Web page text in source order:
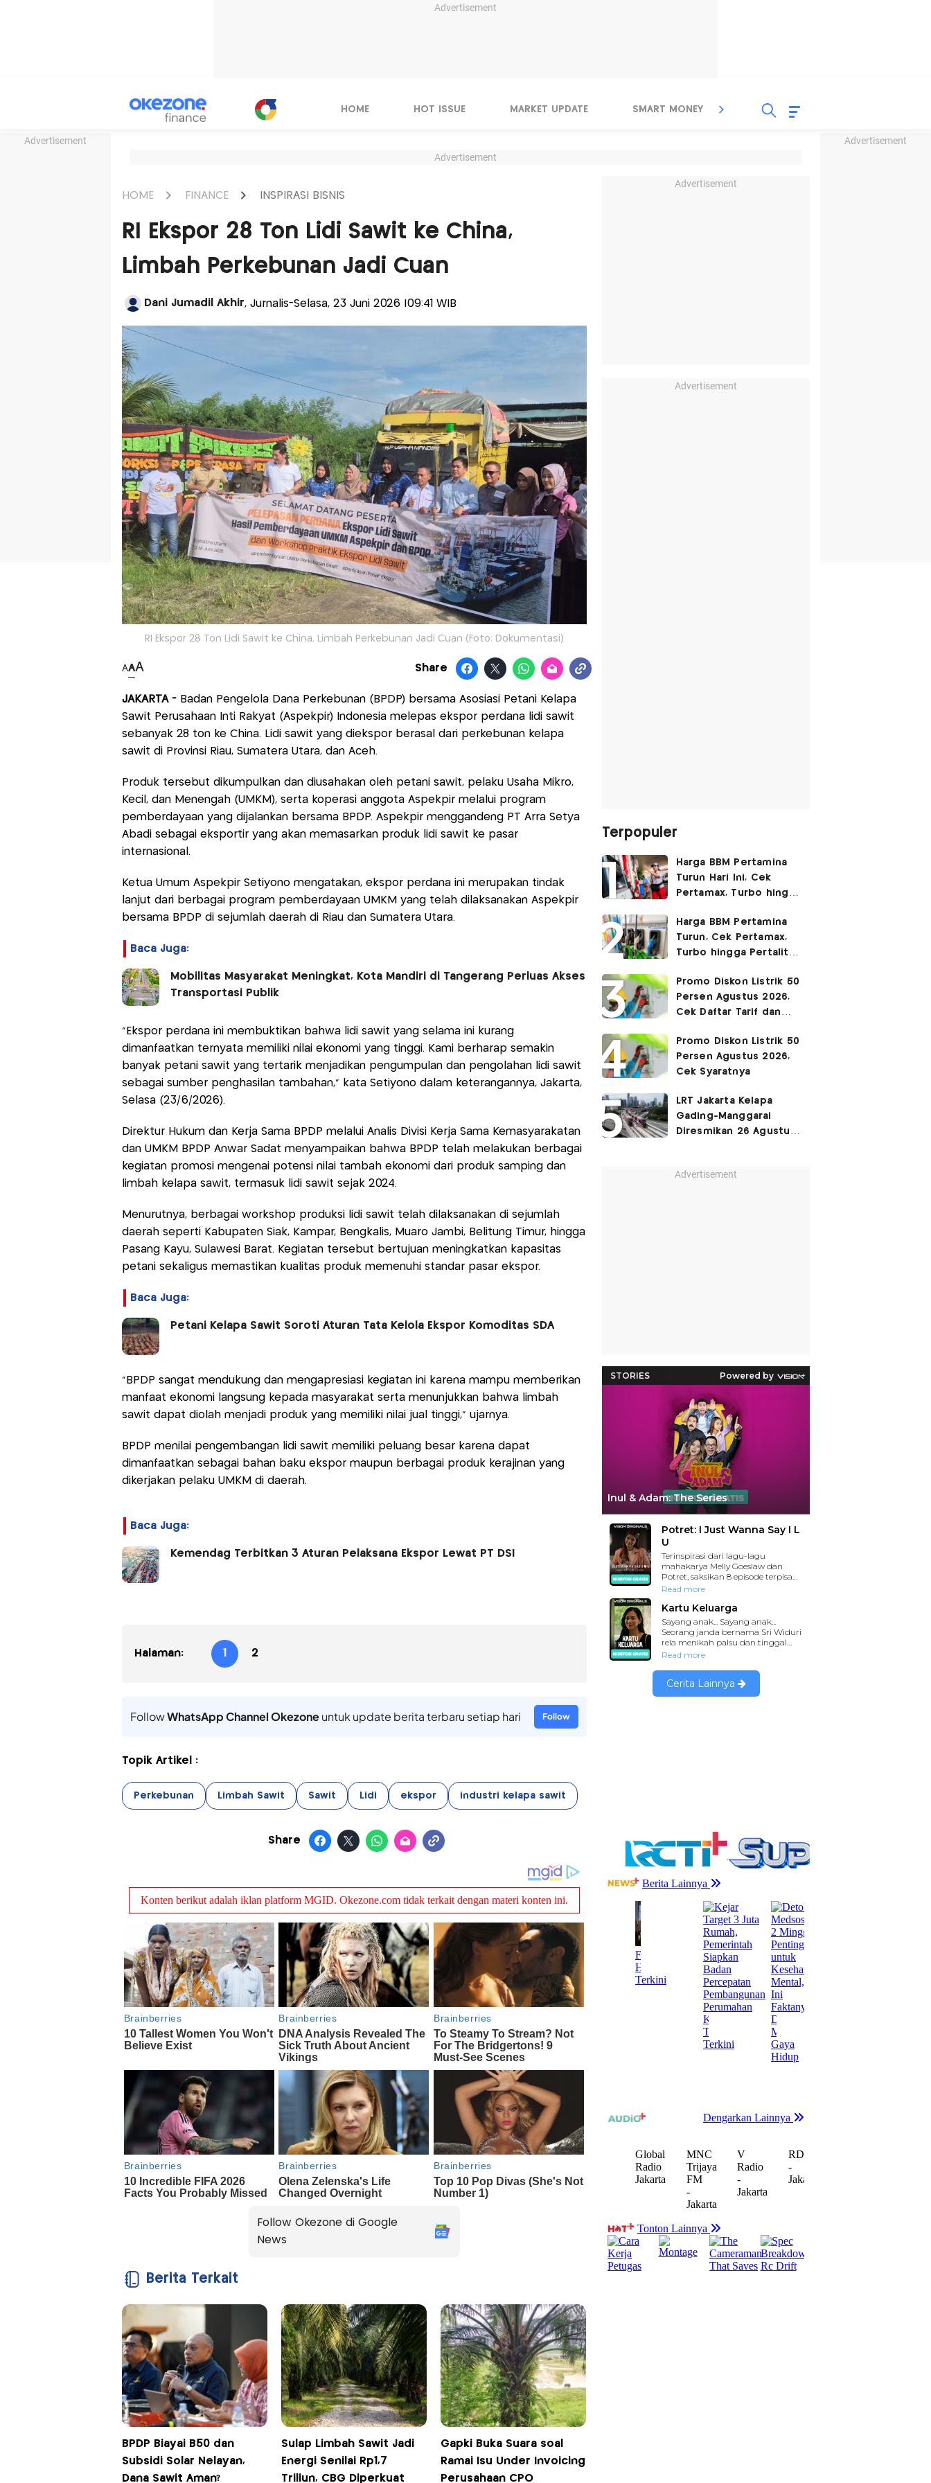
Advertisement
Advertisement Advertisement
HOME HOT ISSUE MARKET UPDATE SMART MONEY INSPIRASI BISNIS
Advertisement
HOME FINANCE INSPIRASI BISNIS
RI Ekspor 28 Ton Lidi Sawit ke China,
Limbah Perkebunan Jadi Cuan
Dani Jumadil Akhir, Jurnalis-Selasa, 23 Juni 2026 |09:41 WIB
RI Ekspor 28 Ton Lidi Sawit ke China, Limbah Perkebunan Jadi Cuan (Foto: Dokumentasi)
AAA Share
JAKARTA -Badan Pengelola Dana Perkebunan (BPDP) bersama Asosiasi Petani Kelapa
Sawit Perusahaan Inti Rakyat (Aspekpir) Indonesia melepas ekspor perdana lidi sawit
sebanyak 28 ton ke China. Lidi sawit yang diekspor berasal dari perkebunan kelapa
sawit di Provinsi Riau, Sumatera Utara, dan Aceh.
Produk tersebut dikumpulkan dan diusahakan oleh petani sawit, pelaku Usaha Mikro,
Kecil, dan Menengah (UMKM), serta koperasi anggota Aspekpir melalui program
pemberdayaan yang dijalankan bersama BPDP. Aspekpir menggandeng PT Arra Setya
Abadi sebagai eksportir yang akan memasarkan produk lidi sawit ke pasar
internasional.
Ketua Umum Aspekpir Setiyono mengatakan, ekspor perdana ini merupakan tindak
lanjut dari berbagai program pemberdayaan UMKM yang telah dilaksanakan Aspekpir
bersama BPDP di sejumlah daerah di Riau dan Sumatera Utara.
Baca Juga:
Mobilitas Masyarakat Meningkat, Kota Mandiri di Tangerang Perluas Akses
Transportasi Publik
“Ekspor perdana ini membuktikan bahwa lidi sawit yang selama ini kurang
dimanfaatkan ternyata memiliki nilai ekonomi yang tinggi. Kami berharap semakin
banyak petani sawit yang tertarik menjadikan pengumpulan dan pengolahan lidi sawit
sebagai sumber penghasilan tambahan,” kata Setiyono dalam keterangannya, Jakarta,
Selasa (23/6/2026).
Direktur Hukum dan Kerja Sama BPDP melalui Analis Divisi Kerja Sama Kemasyarakatan
dan UMKM BPDP Anwar Sadat menyampaikan bahwa BPDP telah melakukan berbagai
kegiatan promosi mengenai potensi nilai tambah ekonomi dari produk samping dan
limbah kelapa sawit, termasuk lidi sawit sejak 2024.
Menurutnya, berbagai workshop produksi lidi sawit telah dilaksanakan di sejumlah
daerah seperti Kabupaten Siak, Kampar, Bengkalis, Muaro Jambi, Belitung Timur, hingga
Pasang Kayu, Sulawesi Barat. Kegiatan tersebut bertujuan meningkatkan kapasitas
petani sekaligus memastikan kualitas produk memenuhi standar pasar ekspor.
Baca Juga:
Petani Kelapa Sawit Soroti Aturan Tata Kelola Ekspor Komoditas SDA
“BPDP sangat mendukung dan mengapresiasi kegiatan ini karena mampu memberikan
manfaat ekonomi langsung kepada masyarakat serta menunjukkan bahwa limbah
sawit dapat diolah menjadi produk yang memiliki nilai jual tinggi,” ujarnya.
BPDP menilai pengembangan lidi sawit memiliki peluang besar karena dapat
dimanfaatkan sebagai bahan baku ekspor maupun berbagai produk kerajinan yang
dikerjakan pelaku UMKM di daerah.
Baca Juga:
Kemendag Terbitkan 3 Aturan Pelaksana Ekspor Lewat PT DSI
Halaman: 1 2
FollowWhatsApp Channel Okezoneuntuk update berita terbaru setiap hari Follow
Topik Artikel :
Perkebunan Limbah Sawit Sawit Lidi ekspor industri kelapa sawit
Share
Follow Okezone di Google
News
Berita Terkait
BPDP Biayai B50 dan
Subsidi Solar Nelayan,
Dana Sawit Aman?
Sulap Limbah Sawit Jadi
Energi Senilai Rp1,7
Triliun, CBG Diperkuat
Gapki Buka Suara soal
Ramai Isu Under Invoicing
Perusahaan CPO
Advertisement
Advertisement
Terpopuler
Harga BBM Pertamina
Turun Hari Ini, Cek
Pertamax, Turbo hingga
2026
Harga BBM Pertamina
Turun, Cek Pertamax,
Turbo hingga Pertalite
Promo Diskon Listrik 50
Persen Agustus 2026,
Cek Daftar Tarif dan
Promo Diskon Listrik 50
Persen Agustus 2026,
Cek Syaratnya
LRT Jakarta Kelapa
Gading-Manggarai
Diresmikan 26 Agustus
Advertisement